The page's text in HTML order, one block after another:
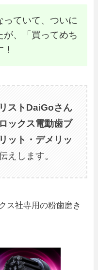
っていて、ついに
が、「買ってめち
ストDaiGoさん
ックス電動歯ブ
ット・デメリッ
えします。
ス社専用の粉歯磨き